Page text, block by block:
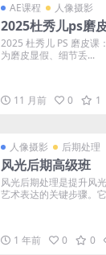
AE课程 人像摄影
2025杜秀儿ps磨
2025 杜秀儿 PS 磨皮课
为磨皮显假、细节丢...
11 月前 0 1
人像摄影 后期处理
风光后期高级班
风光后期处理是提升风
艺术表达的关键步骤。
1 年前 0 0